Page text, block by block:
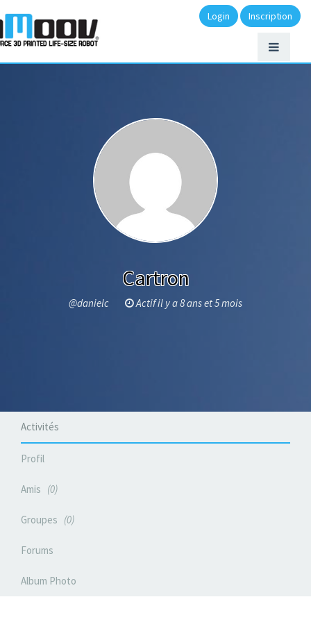
Login Inscription
Cartron
@danielc Actif il y a 8 ans et 5 mois
Activités
Profil
Amis 0
Groupes 0
Forums
Album Photo